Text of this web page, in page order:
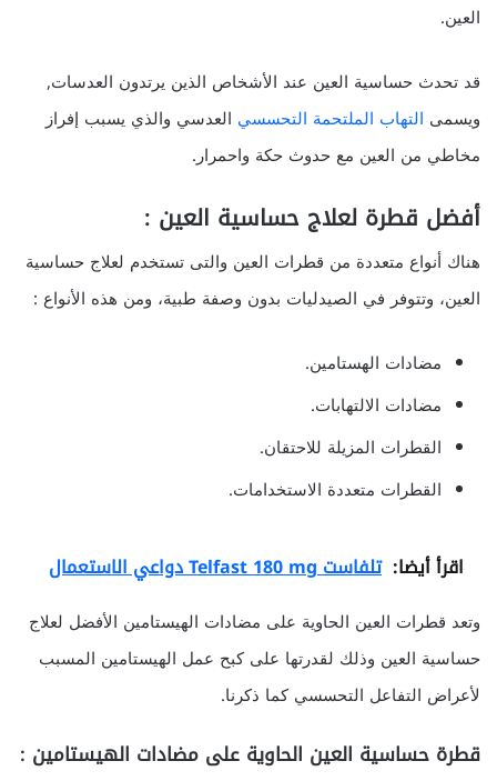
العين.
قد تحدث حساسية العين عند الأشخاص الذين يرتدون العدسات,
ويسمى التهاب الملتحمة التحسسي العدسي والذي يسبب إفراز
مخاطي من العين مع حدوث حكة واحمرار.
أفضل قطرة لعلاج حساسية العين :
هناك أنواع متعددة من قطرات العين والتى تستخدم لعلاج حساسية
العين، وتتوفر في الصيدليات بدون وصفة طبية، ومن هذه الأنواع :
مضادات الهستامين.
مضادات الالتهابات.
القطرات المزيلة للاحتقان.
القطرات متعددة الاستخدامات.
اقرأ أيضا: تلفاست Telfast 180 mg دواعي الاستعمال
وتعد قطرات العين الحاوية على مضادات الهيستامين الأفضل لعلاج
حساسية العين وذلك لقدرتها على كبح عمل الهيستامين المسبب
لأعراض التفاعل التحسسي كما ذكرنا.
قطرة حساسية العين الحاوية على مضادات الهيستامين :